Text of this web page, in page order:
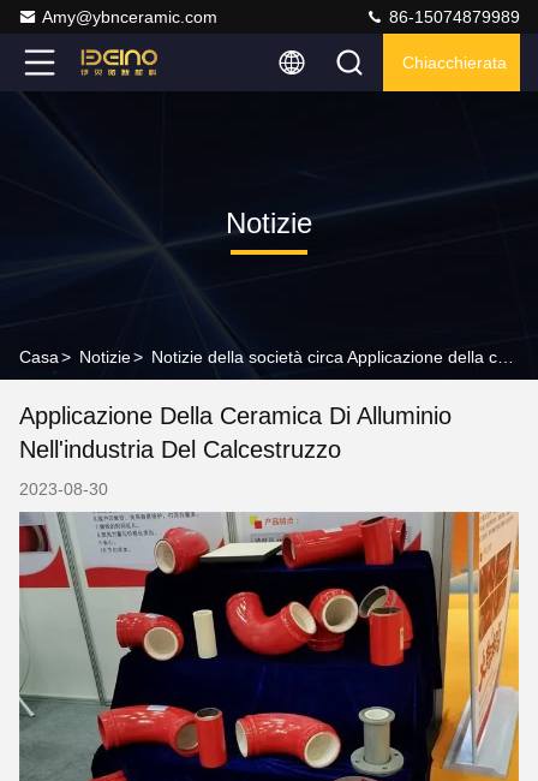
Amy@ybnceramic.com 86-15074879989
Chiacchierata
Notizie
Casa> Notizie>
Applicazione Della Ceramica Di Alluminio
Nell'industria Del Calcestruzzo
2023-08-30